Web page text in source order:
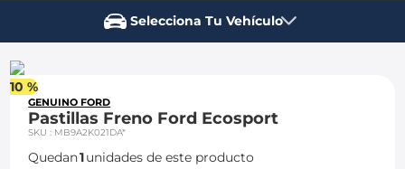
Selecciona Tu Vehículo
10 %
GENUINO FORD
Pastillas Freno Ford Ecosport
SKU: MB9A2K021DA*
Quedan1unidades de este producto
2
3.
spark gt
ford fiesta
optra